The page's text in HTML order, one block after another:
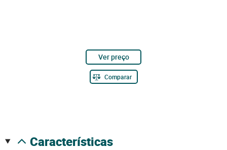
Ver preço
Comparar
características